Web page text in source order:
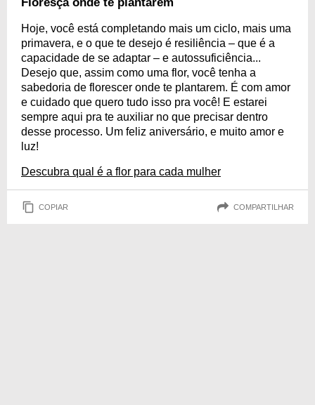
Hoje, você está completando mais um ciclo, mais uma
primavera, e o que te desejo é resiliência – que é a
capacidade de se adaptar – e autossuficiência...
Desejo que, assim como uma flor, você tenha a
sabedoria de florescer onde te plantarem. É com amor
e cuidado que quero tudo isso pra você! E estarei
sempre aqui pra te auxiliar no que precisar dentro
desse processo. Um feliz aniversário, e muito amor e
luz!
Descubra qual é a flor para cada mulher
COPIAR COMPARTILHAR